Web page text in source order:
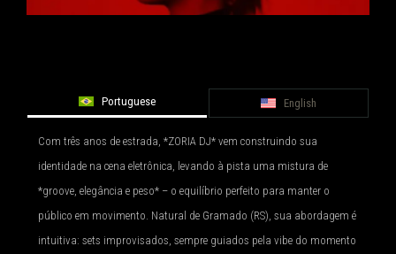
Portuguese English
Com três anos de estrada, *ZORIA DJ* vem construindo sua
identidade na cena eletrônica, levando à pista uma mistura de
*groove, elegância e peso* – o equilíbrio perfeito para manter o
público em movimento. Natural de Gramado (RS), sua abordagem é
intuitiva: sets improvisados, sempre guiados pela vibe do momento